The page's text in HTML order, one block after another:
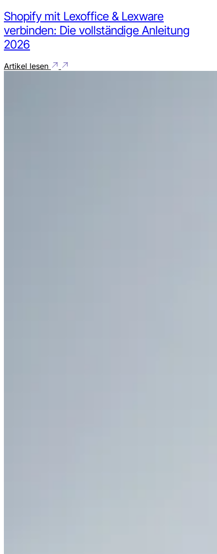
Shopify mit Lexoffice & Lexware
verbinden: Die vollständige Anleitung
2026
Artikel lesen